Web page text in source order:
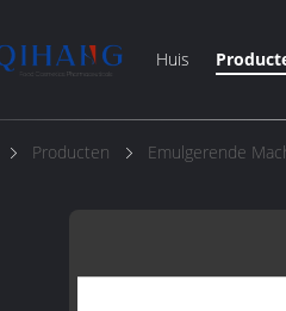
Huis
Producten Emulgerende